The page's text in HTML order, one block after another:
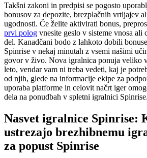
Takšni zakoni in predpisi se pogosto
bonusov za depozite, brezplačnih vrtljajev
ugodnosti. Če želite aktivirati bonus,
prvi polog vnesite geslo v sisteme vnosa ali
del. Kanadčani bodo z lahkoto dobili
Spinrise v nekaj minutah z vsemi našimi
govor v živo. Nova igralnica ponuja veliko
leto, vendar vam ni treba vedeti, kaj je
od njih, glede na informacije ekipe za
uporaba platforme in celovit načrt iger
dela na ponudbah v spletni igralnici Spinrise.
Nasvet igralnice Spinrise:
ustrezajo brezhibnemu
za popust Spinrise